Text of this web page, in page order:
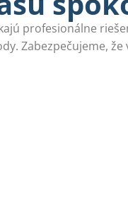
profesionálne
Zabezpečujeme, že